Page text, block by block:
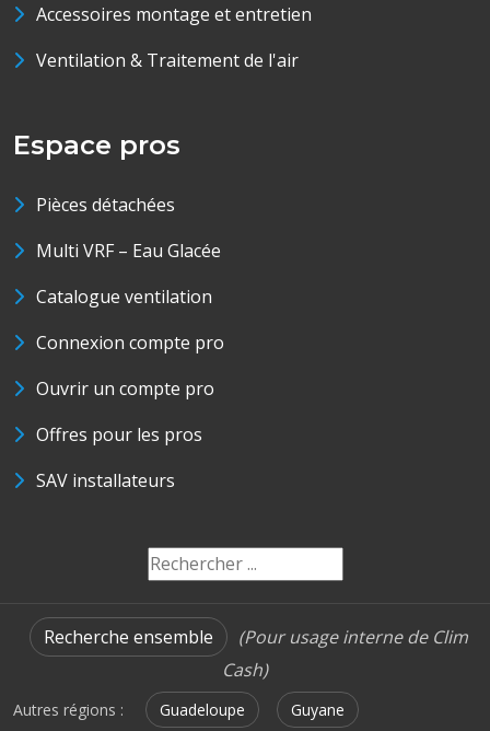
Accessoires montage et entretien
Ventilation & Traitement de l'air
Espace pros
Pièces détachées
Multi VRF – Eau Glacée
Catalogue ventilation
Connexion compte pro
Ouvrir un compte pro
Offres pour les pros
SAV installateurs
Recherche ensemble
(Pour usage interne de Clim
Cash)
Autres régions : Guadeloupe Guyane